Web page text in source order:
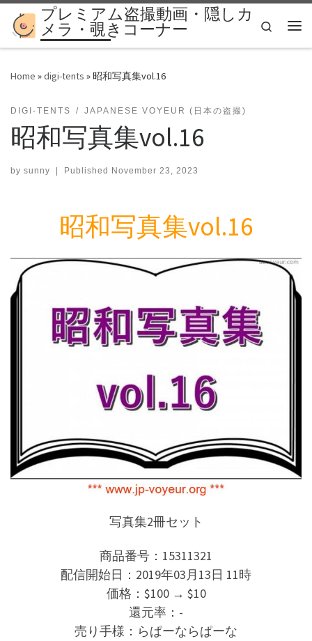
Skip to content
プレミアム盗撮動画・隠しカ
メラ・覗きコーナー
Search
Home »digi-tents » 昭和写真集vol.16
DIGI-TENTS JAPANESE VOYEUR (日本の盗撮)
昭和写真集vol.16
by sunny Published November 23, 2023
昭和写真集vol.16
写真集2冊セット
商品番号：15311321
配信開始日：2019年03月13日 11時
価格：$100 → $10
還元率：-
売り手様：らぱーならぱーな